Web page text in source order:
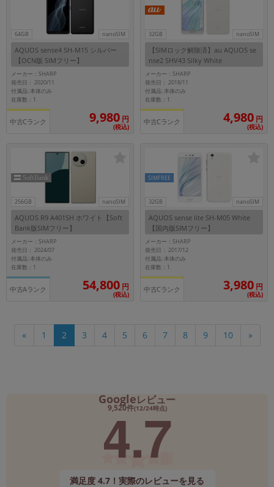
64GB nanoSIM
AQUOS sense4 SH-M15 シルバー
【OCN版 SIMフリー】
メーカー：SHARP
発売日： 2020/11
付属品: 本体のみ
在庫数：1
中古Cランク 9,980 円
(税込)
32GB nanoSIM
【SIMロック解除済】au AQUOS se
nse2 SHV43 Silky White
メーカー：SHARP
発売日： 2018/11
付属品: 本体のみ
在庫数：1
中古Cランク 4,980 円
(税込)
256GB nanoSIM
AQUOS R9 A401SH ホワイト【Soft
Bank版SIMフリー】
メーカー：SHARP
発売日： 2024/07
付属品: 本体のみ
在庫数：1
中古Aランク 54,800 円
(税込)
32GB nanoSIM
SIMFREE
AQUOS sense lite SH-M05 White
【国内版SIMフリー】
メーカー：SHARP
発売日： 2017/12
付属品: 本体のみ
在庫数：1
中古Cランク 3,980 円
(税込)
« 1 2 3 4 5 6 7 8 9 10 »
Googleレビュー
9,520件(12/24時点)
4.7
満足度 4.7！実際のレビューを見る